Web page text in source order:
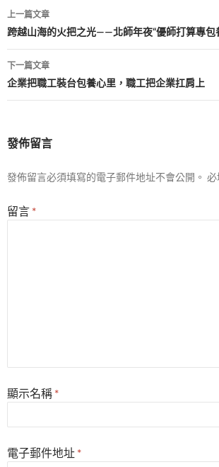
文
章
導
覽
上一篇文章
跨越山海的火把之光——北師年夜“優師打算專包
下一篇文章
企業把職工裝台包養心里，職工把企業扛肩上
發佈留言
發佈留言必須填寫的電子郵件地址不會公開。 必
留言 *
顯示名稱 *
電子郵件地址 *